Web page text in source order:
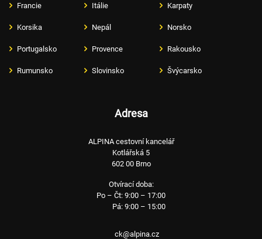
Francie Itálie Karpaty
Korsika Nepál Norsko
Portugalsko Provence Rakousko
Rumunsko Slovinsko Švýcarsko
Adresa
ALPINA cestovní kancelář
Kotlářská 5
602 00 Brno
Otvírací doba:
Po – Čt: 9:00 – 17:00
Pá: 9:00 – 15:00
ck@alpina.cz